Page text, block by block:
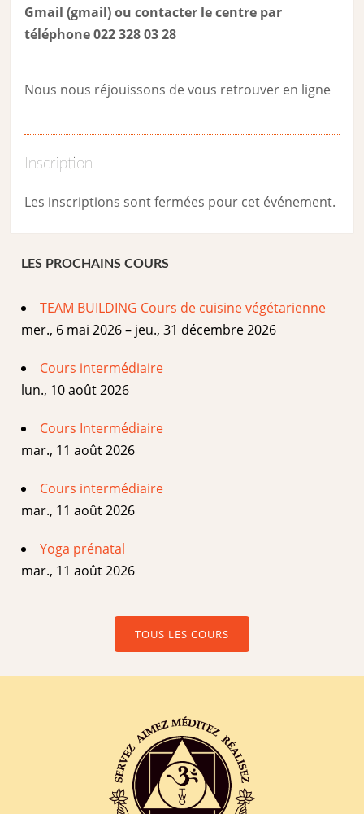
Gmail (gmail) ou contacter le centre par
téléphone 022 328 03 28
Nous nous réjouissons de vous retrouver en ligne
Inscription
Les inscriptions sont fermées pour cet événement.
LES PROCHAINS COURS
TEAM BUILDING Cours de cuisine végétarienne
mer., 6 mai 2026 – jeu., 31 décembre 2026
Cours intermédiaire
lun., 10 août 2026
Cours Intermédiaire
mar., 11 août 2026
Cours intermédiaire
mar., 11 août 2026
Yoga prénatal
mar., 11 août 2026
TOUS LES COURS